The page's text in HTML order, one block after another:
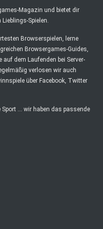
Magazin und bietet dir
Spielen.
Browserspielen, lerne
Browsergames-Guides,
dem Laufenden bei Server-
verlosen wir auch
über Facebook, Twitter
Sport ... wir haben das passende